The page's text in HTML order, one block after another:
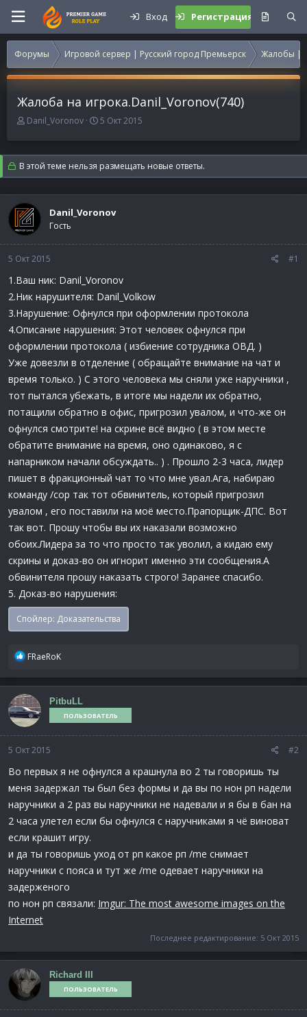
Вход Регистрация
Форумы Игровой сервер | Русский город Премьерск Жалобы |
Жалоба на игрока.Danil_Voronov(740)
А
т
о
р
т
е
м
ы
Danil_Voronov
Д
т
а
н
а
ч
л
5 Окт 2015
В этой теме нельзя размещать новые ответы.
Danil_Voronov
Гость
5 Окт 2015 #1
1.Ваш ник: Danil_Voronov
2.Ник нарушителя: Danil_Volkow
3.Нарушение: Офнулся при оформлении протокола
4.Описание нарушения: Этот человек офнулся при
оформлении протокола ( избиение сотрудника ОВД. )
Уже довезли в отделение ( обращайте внимание на чат и
время только. ) С этого человека мы сняли уже наручники ,
тот пытался убежать, в итоге мы надели их обратно,
потащили обратно в офис, пригрозил увалом, и что-же он
офнулся смотрите! на скрине всё видно ( в этом месте
обратите внимание на время, оно одинаково, я с
напарником начали обсуждать.. ) . Прошло 2-3 часа, лидер
пишет в фракционный чат то что мне увал.Ага, набираю
команду /cop так тот обвинитель, который пригрозил
увалом , его поставили на моё место.Прапорщик-ДПС. Вот
так вот. Прошу чтобы вы их наказали возможно
обоих.Лидера за то что просто так уволил, а кидаю ему
скрины и доказ-во он игнорит именно эти сообщения.А
обвинителя прошу наказать строго! Заранее спасибо.
5. Доказ-во нарушения:
Спойлер: Доказательства
Р
а
к
ц
и
и
FRaeRoK
PitbuLL
ПОЛЬЗОВАТЕЛЬ
5 Окт 2015 #2
Во первых я не офнулся а крашнула во 2 ты говоришь ты
меня задержал ты был без формы и да вы по нон рп надели
наручники а 2 раз вы наручники не надевали и я бы в бан на
2 часа улетел если бы офнулся с наручниками я чё виноват
если крашит игру.
и да ты говоришь уход от рп какое рп /me cнимает
наручники с пояса и тут же /me одевает наручники на
задерженого
по нон рп связали: Imgur: The most awesome images on the
Internet
Последнее редактирование: 5 Окт 2015
Richard III
ПОЛЬЗОВАТЕЛЬ